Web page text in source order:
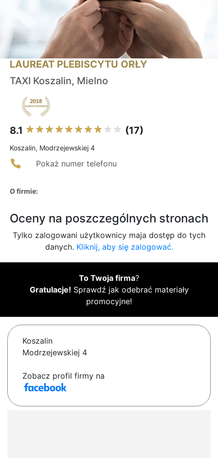
LAUREAT PLEBISCYTU ORŁY
TAXI Koszalin, Mielno
8.1 (17)
Koszalin, Modrzejewskiej 4
Pokaż numer telefonu
O firmie:
Oceny na poszczególnych stronach
Tylko zalogowani użytkownicy maja dostęp do tych
danych. Kliknij, aby się zalogować.
To Twoja firma?
Gratulacje! Sprawdź jak odebrać materiały
promocyjne!
Koszalin
Modrzejewskiej 4
Zobacz profil firmy na